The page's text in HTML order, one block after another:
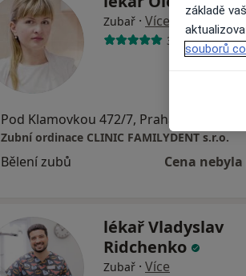
Zubař · Více
39 názorů
Pod Klamovkou 472/7, Praha
Zubní ordinace CLINIC FAMILYDENT s.r.o.
Bělení zubů Cena
lékař Vladyslav
Ridchenko
Zubař · Více
základě
souborů